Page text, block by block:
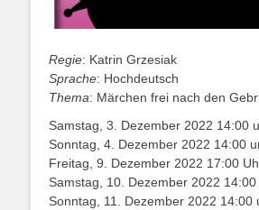
Regie: Katrin Grzesiak
Sprache: Hochdeutsch
Thema: Märchen frei nach den
Samstag, 3. Dezember 2022 14:00
Sonntag, 4. Dezember 2022 14:00
Freitag, 9. Dezember 2022 17:00
Samstag, 10. Dezember 2022
Sonntag, 11. Dezember 2022 14:00